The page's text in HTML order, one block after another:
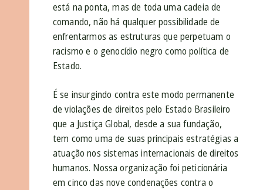
está na ponta, mas de toda uma cadeia de
comando, não há qualquer possibilidade de
enfrentarmos as estruturas que perpetuam o
racismo e o genocídio negro como política de
Estado.
É se insurgindo contra este modo permanente
de violações de direitos pelo Estado Brasileiro
que a Justiça Global, desde a sua fundação,
tem como uma de suas principais estratégias a
atuação nos sistemas internacionais de direitos
humanos. Nossa organização foi peticionária
em cinco das nove condenações contra o